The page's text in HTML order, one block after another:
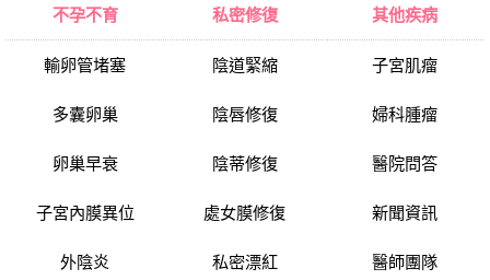
不孕不育
輸卵管堵塞
多囊卵巢
卵巢早衰
子宮內膜異位
外陰炎
私密修復
陰道緊縮
陰唇修復
陰蒂修復
處女膜修復
私密漂紅
其他疾病
子宮肌瘤
婦科腫瘤
醫院問答
新聞資訊
醫師團隊